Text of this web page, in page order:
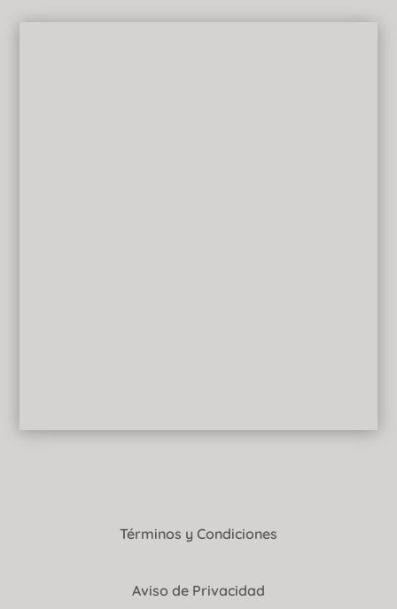
Términos y Condiciones
Aviso de Privacidad